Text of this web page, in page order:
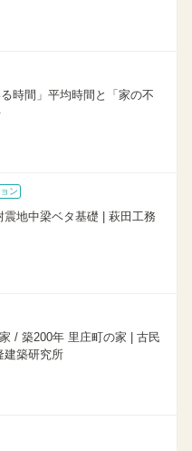
時間」平均時間と「家の不
ン
震地中梁ベタ基礎 | 萩田工務
/ 築200年 里庄町の家 | 古民
建築研究所